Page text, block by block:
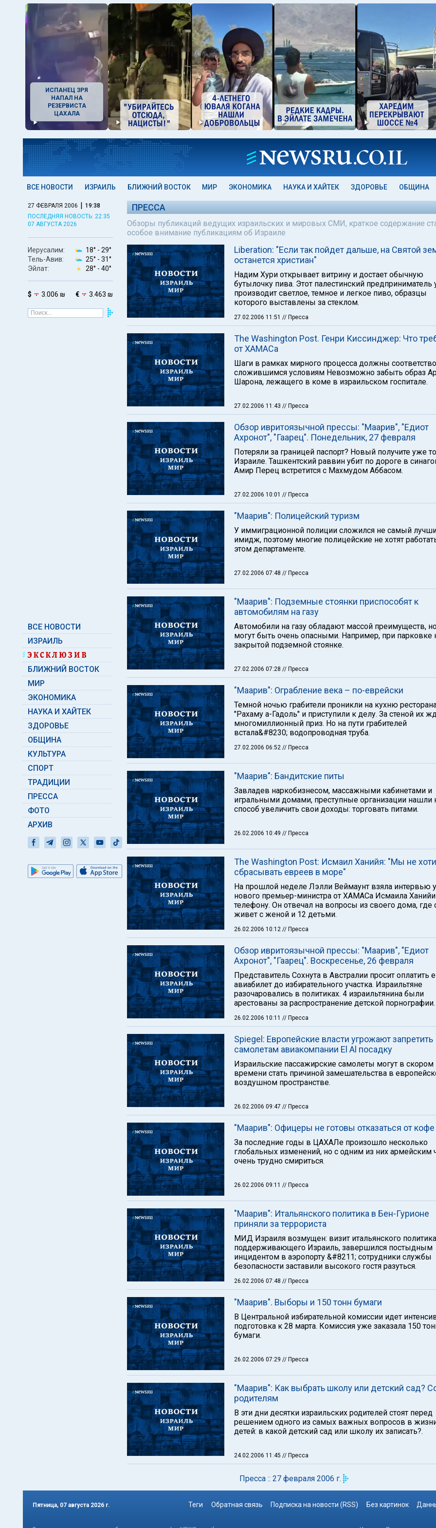
ИСПАНЕЦ ЗРЯ
НАПАЛ НА
РЕЗЕРВИСТА
ЦАХАЛА
ВСЕ НОВОСТИ ИЗРАИЛЬ БЛИЖНИЙ ВОСТОК МИР ЭКОНОМИКА НАУКА И ХАЙТЕК ЗДОРОВЬЕ ОБЩИНА
27 ФЕВРАЛЯ 2006 | 19:38
ПОСЛЕДНЯЯ НОВОСТЬ: 22:35
07 АВГУСТА 2026
Иерусалим: 18° - 29°
Тель-Авив:
25° - 31°
Эйлат:
28° - 40°
$ 3.006 ₪ € 3.463 ₪
ВСЕ НОВОСТИ
ИЗРАИЛЬ
БЛИЖНИЙ ВОСТОК
МИР
ЭКОНОМИКА
НАУКА И ХАЙТЕК
ЗДОРОВЬЕ
ОБЩИНА
КУЛЬТУРА
СПОРТ
ТРАДИЦИИ
ПРЕССА
ФОТО
АРХИВ
ПРЕССА
Обзоры публикаций ведущих израильских и мировых СМИ, краткое содержание
особое внимание публикациям об Израиле
Liberation: "Если так пойдет дальше, на Святой
останется христиан"
Надим Хури открывает витрину и достает обычную
бутылочку пива. Этот палестинский предприниматель
производит светлое, темное и легкое пиво, образцы
которого выставлены за стеклом.
27.02.2006 11:51 // Пресса
The Washington Post. Генри Киссинджер: Что
от ХАМАСа
Шаги в рамках мирного процесса должны
сложившимся условиям Невозможно забыть образ
Шарона, лежащего в коме в израильском госпитале.
27.02.2006 11:43 // Пресса
Обзор ивритоязычной прессы: "Маарив", "Едиот
Ахронот", "Гаарец". Понедельник, 27 февраля
Потеряли за границей паспорт? Новый получите уже
Израиле. Ташкентский раввин убит по дороге в
Амир Перец встретится с Махмудом Аббасом.
27.02.2006 10:01 // Пресса
"Маарив": Полицейский туризм
У иммиграционной полиции сложился не самый
имидж, поэтому многие полицейские не хотят
этом департаменте.
27.02.2006 07:48 // Пресса
"Маарив": Подземные стоянки приспособят к
автомобилям на газу
Автомобили на газу обладают массой преимуществ,
могут быть очень опасными. Например, при парковке
закрытой подземной стоянке.
27.02.2006 07:28 // Пресса
"Маарив": Ограбление века – по-еврейски
Темной ночью грабители проникли на кухню
"Рахаму а-Гадоль" и приступили к делу. За стеной их
многомиллионный приз. Но на пути грабителей
встала&#8230; водопроводная труба.
27.02.2006 06:52 // Пресса
"Маарив": Бандитские питы
Завладев наркобизнесом, массажными кабинетами и
игральными домами, преступные организации нашли
способ увеличить свои доходы: торговать питами.
26.02.2006 10:49 // Пресса
The Washington Post: Исмаил Ханийя: "Мы не
сбрасывать евреев в море"
На прошлой неделе Лэлли Веймаунт взяла интервью у
нового премьер-министра от ХАМАСа Исмаила
телефону. Он отвечал на вопросы из своего дома, где
живет с женой и 12 детьми.
26.02.2006 10:12 // Пресса
Обзор ивритоязычной прессы: "Маарив", "Едиот
Ахронот", "Гаарец". Воскресенье, 26 февраля
Представитель Сохнута в Австралии просит оплатить
авиабилет до избирательного участка. Израильтяне
разочаровались в политиках. 4 израильтянина были
арестованы за распространение детской порнографии.
26.02.2006 10:11 // Пресса
Spiegel: Европейские власти угрожают запретить
самолетам авиакомпании El Al посадку
Израильские пассажирские самолеты могут в скором
времени стать причиной замешательства в
воздушном пространстве.
26.02.2006 09:47 // Пресса
"Маарив": Офицеры не готовы отказаться от кофе
За последние годы в ЦАХАЛе произошло несколько
глобальных изменений, но с одним из них армейским
очень трудно смириться.
26.02.2006 09:11 // Пресса
"Маарив": Итальянского политика в Бен-Гурионе
приняли за террориста
МИД Израиля возмущен: визит итальянского
поддерживающего Израиль, завершился постыдным
инцидентом в аэропорту &#8211; сотрудники службы
безопасности заставили высокого гостя разуться.
26.02.2006 07:48 // Пресса
"Маарив". Выборы и 150 тонн бумаги
В Центральной избирательной комиссии идет
подготовка к 28 марта. Комиссия уже заказала 150
бумаги.
26.02.2006 07:29 // Пресса
"Маарив": Как выбрать школу или детский сад?
родителям
В эти дни десятки израильских родителей стоят перед
решением одного из самых важных вопросов в
детей: в какой детский сад или школу их записать?.
24.02.2006 11:45 // Пресса
Пресса :: 27 февраля 2006 г.
Пятница, 07 августа 2026 г. Теги Обратная связь Подписка на новости (RSS) Без картинок